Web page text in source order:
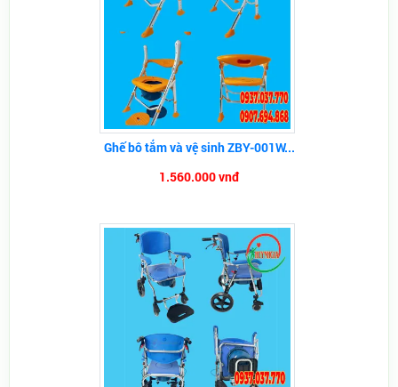
Ghế bô tắm và vệ sinh ZBY-001W...
1.560.000 vnđ